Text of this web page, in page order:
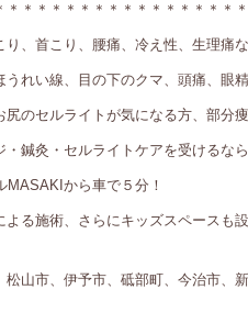
＊＊＊＊＊＊＊＊＊＊＊＊＊＊＊＊
、首こり、腰痛、冷え性、生理痛な
れい線、目の下のクマ、頭痛、眼
のセルライトが気になる方、部分痩
鍼灸・セルライトケアを受けるな
MASAKIから車で５分！
る施術、さらにキッズスペースも
松山市、伊予市、砥部町、今治市、